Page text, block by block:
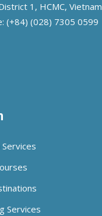
1, HCMC, Vietnam
(+84) (028) 7305 0599
Services